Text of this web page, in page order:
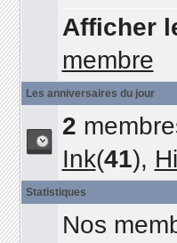
Afficher
membre
Les anniversaires du jour
2
Ink(41),
Statistiques
Nos